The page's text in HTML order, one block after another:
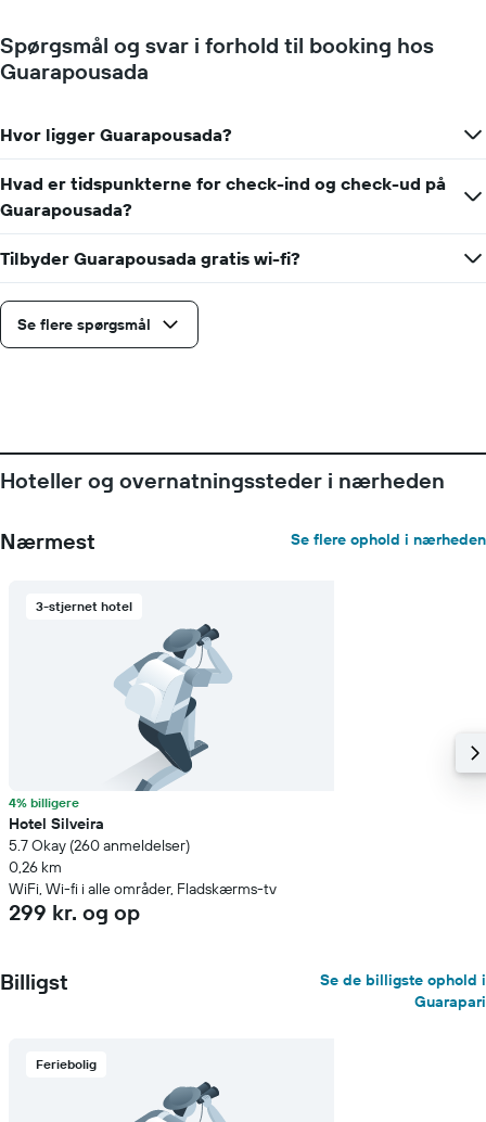
Spørgsmål og svar i forhold til booking hos
Guarapousada
Hvor ligger Guarapousada?
Hvad er tidspunkterne for check-ind og check-ud på
Guarapousada?
Tilbyder Guarapousada gratis wi-fi?
Se flere spørgsmål
Hoteller og overnatningssteder i nærheden
Nærmest Se flere ophold i nærheden
3-stjernet hotel
4% billigere
Hotel Silveira
5.7 Okay (260 anmeldelser)
0,26 km
WiFi, Wi-fi i alle områder, Fladskærms-tv
299 kr. og op
Billigst
Se de billigste ophold i
Guarapari
Feriebolig